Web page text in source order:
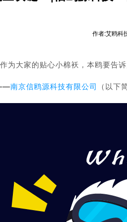
作者:艾鸥科
为大家的贴心小棉袄，本鸥要告
南京信鸥源科技有限公司 （以下